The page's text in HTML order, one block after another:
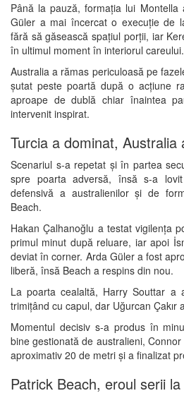
Până la pauză, formația lui
Güler a mai încercat o execuție de
fără să găsească spațiul porții, iar
în ultimul moment în interiorul careului.
Australia a rămas periculoasă pe
șutat peste poartă după o acțiune
aproape de dublă chiar înaintea
intervenit inspirat.
Turcia a dominat, Australia
Scenariul s-a repetat și în partea
spre poarta adversă, însă s-a
defensivă a australienilor și de
Beach.
Hakan Çalhanoğlu a testat vigilența
primul minut după reluare, iar apoi
deviat în corner. Arda Güler a fost
liberă, însă Beach a respins din nou.
La poarta cealaltă, Harry Souttar a
trimițând cu capul, dar Uğurcan Çakır
Momentul decisiv s-a produs în
bine gestionată de australieni,
aproximativ 20 de metri și a finalizat
Patrick Beach, eroul serii